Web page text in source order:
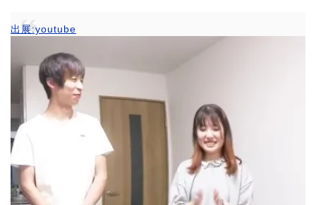
出展:youtube